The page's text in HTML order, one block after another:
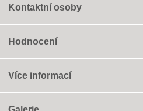
Kontaktní osoby
Hodnocení
Více informací